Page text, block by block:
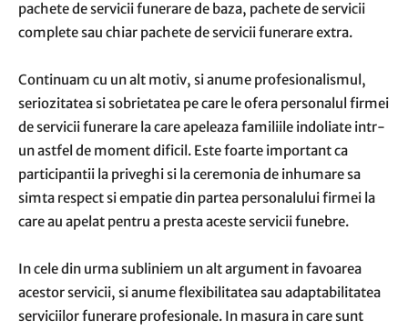
pachete de servicii funerare de baza, pachete de servicii
complete sau chiar pachete de servicii funerare extra.
Continuam cu un alt motiv, si anume profesionalismul,
seriozitatea si sobrietatea pe care le ofera personalul firmei
de servicii funerare la care apeleaza familiile indoliate intr-
un astfel de moment dificil. Este foarte important ca
participantii la priveghi si la ceremonia de inhumare sa
simta respect si empatie din partea personalului firmei la
care au apelat pentru a presta aceste servicii funebre.
In cele din urma subliniem un alt argument in favoarea
acestor servicii, si anume flexibilitatea sau adaptabilitatea
serviciilor funerare profesionale. In masura in care sunt